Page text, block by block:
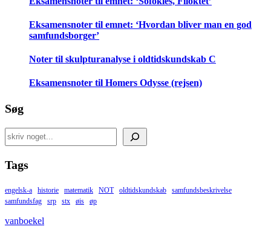
Eksamensnoter til emnet: ‘Hvordan bliver man en god
samfundsborger’
Noter til skulpturanalyse i oldtidskundskab C
Eksamensnoter til Homers Odysse (rejsen)
Søg
Search
Tags
engelsk-a historie matematik NOT oldtidskundskab
samfundsbeskrivelse
samfundsfag
srp stx øis øp
vanboekel